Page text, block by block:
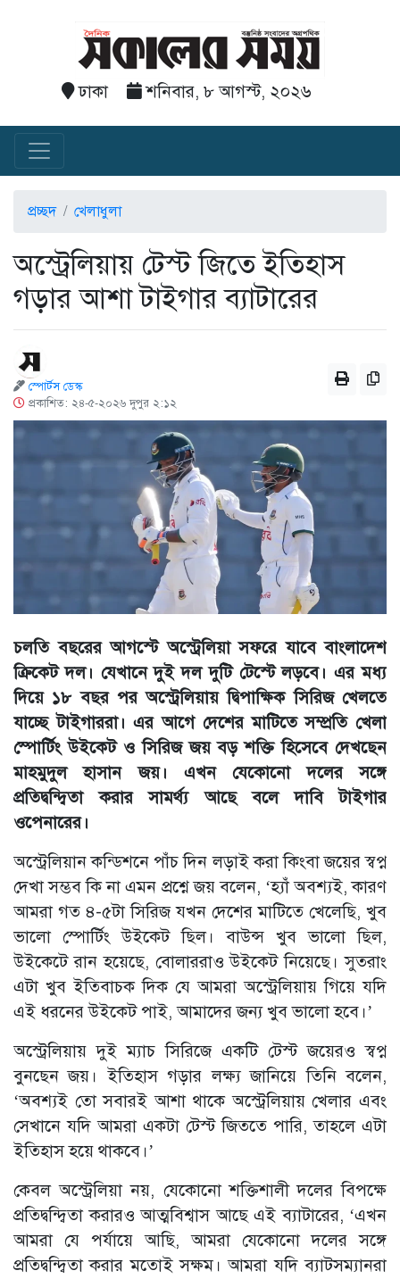
ঢাকা শনিবার, ৮ আগস্ট, ২০২৬
প্রচ্ছদ খেলাধুলা
অস্ট্রেলিয়ায় টেস্ট জিতে ইতিহাস
গড়ার আশা টাইগার ব্যাটারের
স্পোর্টস ডেস্ক
প্রকাশিত: ২৪-৫-২০২৬ দুপুর ২:১২
চলতি বছরের আগস্টে অস্ট্রেলিয়া সফরে যাবে বাংলাদেশ
ক্রিকেট দল। যেখানে দুই দল দুটি টেস্টে লড়বে। এর মধ্য
দিয়ে ১৮ বছর পর অস্ট্রেলিয়ায় দ্বিপাক্ষিক সিরিজ খেলতে
যাচ্ছে টাইগাররা। এর আগে দেশের মাটিতে সম্প্রতি খেলা
স্পোর্টিং উইকেট ও সিরিজ জয় বড় শক্তি হিসেবে দেখছেন
মাহমুদুল হাসান জয়। এখন যেকোনো দলের সঙ্গে
প্রতিদ্বন্দ্বিতা করার সামর্থ্য আছে বলে দাবি টাইগার
ওপেনারের।
অস্ট্রেলিয়ান কন্ডিশনে পাঁচ দিন লড়াই করা কিংবা জয়ের স্বপ্ন
দেখা সম্ভব কি না এমন প্রশ্নে জয় বলেন, ‘হ্যাঁ অবশ্যই, কারণ
আমরা গত ৪-৫টা সিরিজ যখন দেশের মাটিতে খেলেছি, খুব
ভালো স্পোর্টিং উইকেট ছিল। বাউন্স খুব ভালো ছিল,
উইকেটে রান হয়েছে, বোলাররাও উইকেট নিয়েছে। সুতরাং
এটা খুব ইতিবাচক দিক যে আমরা অস্ট্রেলিয়ায় গিয়ে যদি
এই ধরনের উইকেট পাই, আমাদের জন্য খুব ভালো হবে।’
অস্ট্রেলিয়ায় দুই ম্যাচ সিরিজে একটি টেস্ট জয়েরও স্বপ্ন
বুনছেন জয়। ইতিহাস গড়ার লক্ষ্য জানিয়ে তিনি বলেন,
‘অবশ্যই তো সবারই আশা থাকে অস্ট্রেলিয়ায় খেলার এবং
সেখানে যদি আমরা একটা টেস্ট জিততে পারি, তাহলে এটা
ইতিহাস হয়ে থাকবে।’
কেবল অস্ট্রেলিয়া নয়, যেকোনো শক্তিশালী দলের বিপক্ষে
প্রতিদ্বন্দ্বিতা করারও আত্মবিশ্বাস আছে এই ব্যাটারের, ‘এখন
আমরা যে পর্যায়ে আছি, আমরা যেকোনো দলের সঙ্গে
প্রতিদ্বন্দ্বিতা করার মতোই সক্ষম। আমরা যদি ব্যাটসম্যানরা